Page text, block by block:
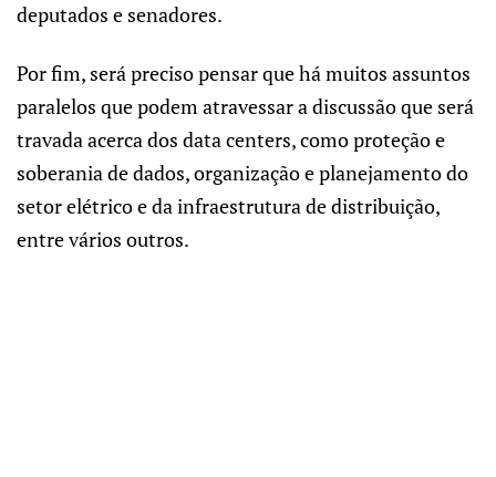
deputados e senadores.
Por fim, será preciso pensar que há muitos assuntos
paralelos que podem atravessar a discussão que será
travada acerca dos data centers, como proteção e
soberania de dados, organização e planejamento do
setor elétrico e da infraestrutura de distribuição,
entre vários outros.